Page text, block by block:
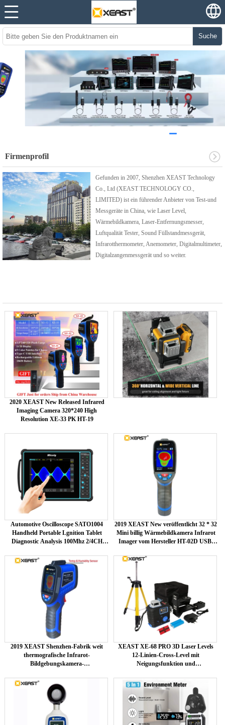
Suche
Firmenprofil
Gefunden in 2007, Shenzhen XEAST Technology
Co., Ltd (XEAST TECHNOLOGY CO.,
LIMITED) ist ein führender Anbieter von Test-und
Messgeräte in China, wie Laser Level,
Wärmebildkamera, Laser-Entfernungsmesser,
Luftqualität Tester, Sound Füllstandmessgerät,
Infrarotthermometer, Anemometer, Digitalmultimeter,
Digitalzangenmessgerät und so weiter.
2020 XEAST New Released Infrared
Imaging Camera 320*240 High
Resolution XE-33 PK HT-19
Automotive Oscilloscope SATO1004
Handheld Portable Lgnition Tablet
Diagnostic Analysis 100Mhz 2/4CH
2019 XEAST New veröffentlicht 32 * 32
Mini billig Wärmebildkamera Infrarot
Imager vom Hersteller HT-02D USB-
2019 XEAST Shenzhen-Fabrik weit
thermografische Infrarot-
Bildgebungskamera-
XEAST XE-68 PRO 3D Laser Levels
12-Linien-Cross-Level mit
Neigungsfunktion und
Rotationslaser im Freien